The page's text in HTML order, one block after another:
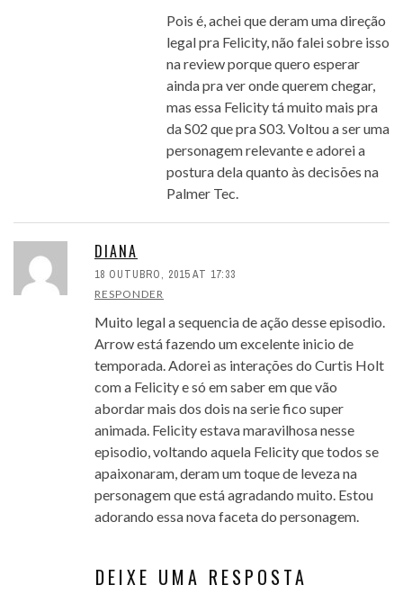
Pois é, achei que deram uma direção
legal pra Felicity, não falei sobre isso
na review porque quero esperar
ainda pra ver onde querem chegar,
mas essa Felicity tá muito mais pra
da S02 que pra S03. Voltou a ser uma
personagem relevante e adorei a
postura dela quanto às decisões na
Palmer Tec.
DIANA
18 OUTUBRO, 2015 AT 17:33
RESPONDER
Muito legal a sequencia de ação desse episodio.
Arrow está fazendo um excelente inicio de
temporada. Adorei as interações do Curtis Holt
com a Felicity e só em saber em que vão
abordar mais dos dois na serie fico super
animada. Felicity estava maravilhosa nesse
episodio, voltando aquela Felicity que todos se
apaixonaram, deram um toque de leveza na
personagem que está agradando muito. Estou
adorando essa nova faceta do personagem.
DEIXE UMA RESPOSTA